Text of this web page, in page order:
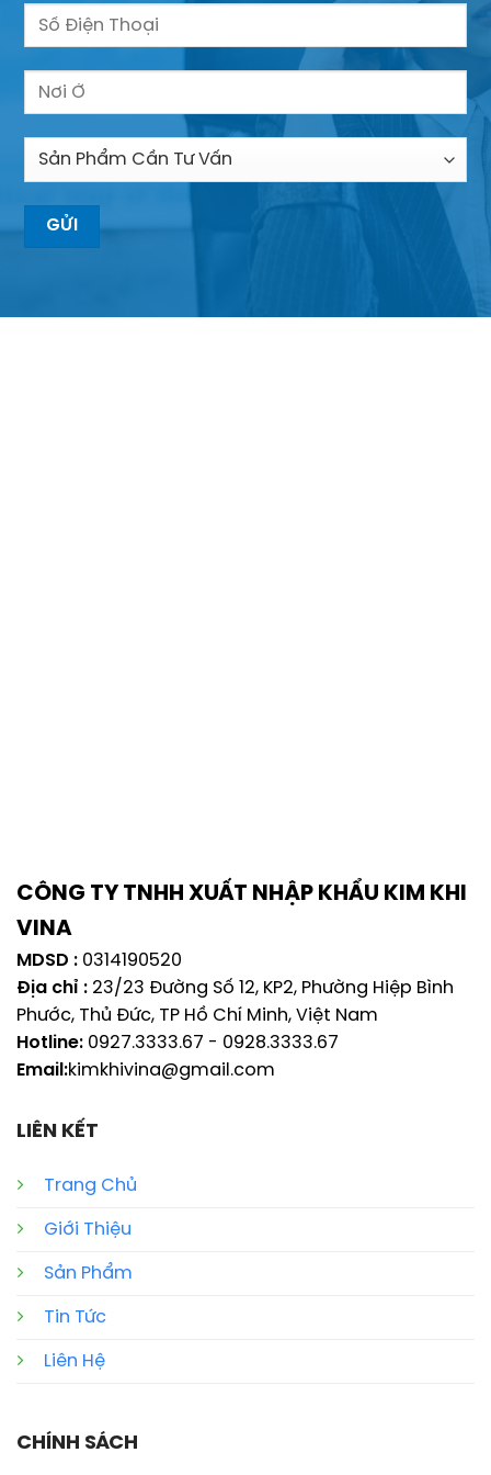
CÔNG TY TNHH XUẤT NHẬP KHẨU KIM KHI
VINA
MDSD : 0314190520
Địa chỉ : 23/23 Đường Số 12, KP2, Phường Hiệp Bình
Phước, Thủ Đức, TP Hồ Chí Minh, Việt Nam
Hotline: 0927.3333.67 - 0928.3333.67
Email:kimkhivina@gmail.com
LIÊN KẾT
Trang Chủ
Giới Thiệu
Sản Phẩm
Tin Tức
Liên Hệ
CHÍNH SÁCH